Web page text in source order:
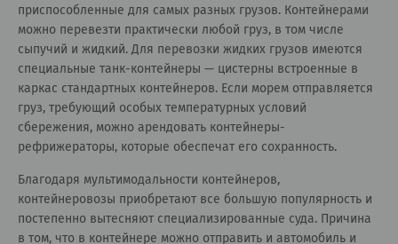
приспособленные для самых разных грузов. Контейнерами
можно перевезти практически любой груз, в том числе
сыпучий и жидкий. Для перевозки жидких грузов имеются
специальные танк-контейнеры — цистерны встроенные в
каркас стандартных контейнеров. Если морем отправляется
груз, требующий особых температурных условий
сбережения, можно арендовать контейнеры-
рефрижераторы, которые обеспечат его сохранность.
Благодаря мультимодальности контейнеров,
контейнеровозы приобретают все большую популярность и
постепенно вытесняют специализированные суда. Причина
в том, что в контейнере можно отправить и автомобиль и